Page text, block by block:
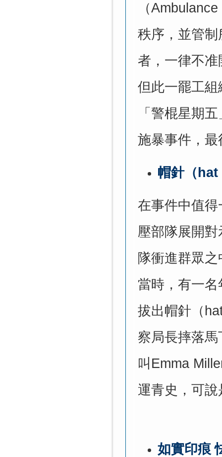
（
秩序，並管
者，一律不
但此一罷工
「警棍星期
施暴事件，
帽針（
在事件中值
壓部隊展開
隊衝進群眾
當時，有一名
拔出帽針（
察局長摔落
叫 Emma
運青史，可
如實印痕